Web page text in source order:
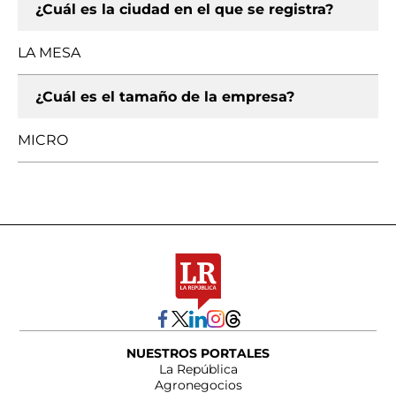
¿Cuál es la ciudad en el que se registra?
LA MESA
¿Cuál es el tamaño de la empresa?
MICRO
NUESTROS PORTALES
La República
Agronegocios